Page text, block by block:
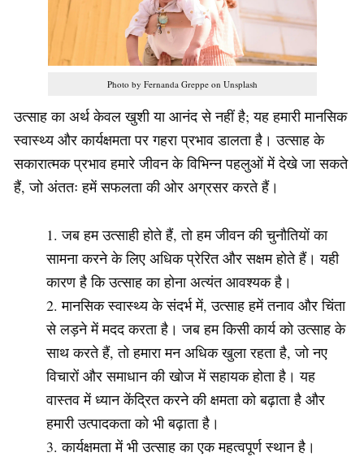
Photo by Fernanda Greppe on Unsplash
उत्साह का अर्थ केवल खुशी या आनंद से नहीं है; यह हमारी मानसिक
स्वास्थ्य और कार्यक्षमता पर गहरा प्रभाव डालता है। उत्साह के
सकारात्मक प्रभाव हमारे जीवन के विभिन्न पहलुओं में देखे जा सकते
हैं, जो अंततः हमें सफलता की ओर अग्रसर करते हैं।
जब हम उत्साही होते हैं, तो हम जीवन की चुनौतियों का
सामना करने के लिए अधिक प्रेरित और सक्षम होते हैं। यही
कारण है कि उत्साह का होना अत्यंत आवश्यक है।
मानसिक स्वास्थ्य के संदर्भ में, उत्साह हमें तनाव और चिंता
से लड़ने में मदद करता है। जब हम किसी कार्य को उत्साह के
साथ करते हैं, तो हमारा मन अधिक खुला रहता है, जो नए
विचारों और समाधान की खोज में सहायक होता है। यह
वास्तव में ध्यान केंद्रित करने की क्षमता को बढ़ाता है और
हमारी उत्पादकता को भी बढ़ाता है।
कार्यक्षमता में भी उत्साह का एक महत्वपूर्ण स्थान है।